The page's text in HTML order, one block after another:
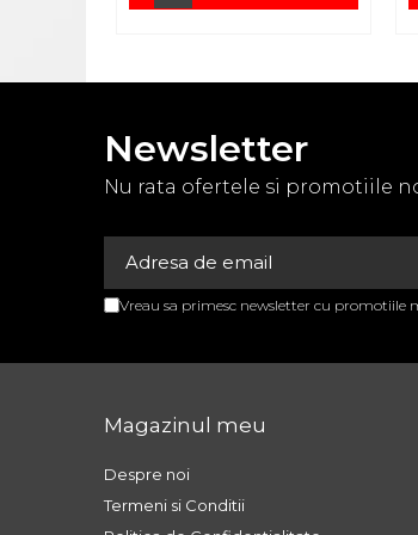
APARATE
ELECTROSTIMULARE
EKG SI PULSOXIMETRE
GAMA BEURER
GLUCOMETRE
NEGATOSCOAPE
STETOSCOAPE
STETOSCOAPE
STETOSCOAPE LITTMANN
Newsletter
Nu rata ofertele si promotiile
Vreau sa primesc newsletter cu
Magazinul meu
Despre noi
Termeni si Conditii